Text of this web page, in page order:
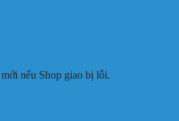
nếu Shop giao bị lỗi.